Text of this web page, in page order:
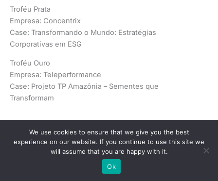
Troféu Prata
Empresa: Concentrix
Case: Transformando o Mundo: Estratégias
Corporativas em ESG
Troféu Ouro
Empresa: Teleperformance
Case: Projeto TP Amazônia – Sementes que
Transformam
LÍDER DE ESTRATÉGIA DIRECIONADA AO
CIDADÃO / SOCIEDADE
Empresa: Positivo Tecnologia
We use cookies to ensure that we give you the best
experience on our website. If you continue to use this site we
will assume that you are happy with it.
Ok